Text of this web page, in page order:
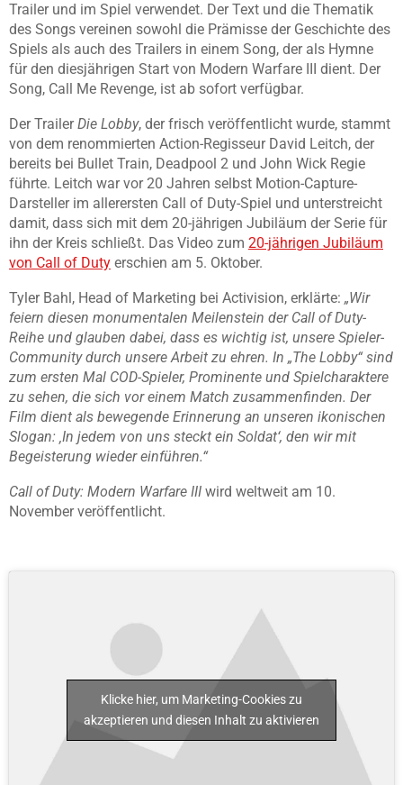
Trailer und im Spiel verwendet. Der Text und die Thematik
des Songs vereinen sowohl die Prämisse der Geschichte des
Spiels als auch des Trailers in einem Song, der als Hymne
für den diesjährigen Start von Modern Warfare III dient. Der
Song, Call Me Revenge, ist ab sofort verfügbar.
Der TrailerDie Lobby, der frisch veröffentlicht wurde, stammt
von dem renommierten Action-Regisseur David Leitch, der
bereits bei Bullet Train, Deadpool 2 und John Wick Regie
führte. Leitch war vor 20 Jahren selbst Motion-Capture-
Darsteller im allerersten Call of Duty-Spiel und unterstreicht
damit, dass sich mit dem 20-jährigen Jubiläum der Serie für
ihn der Kreis schließt. Das Video zum 20-jährigen Jubiläum
von Call of Duty erschien am 5. Oktober.
Tyler Bahl, Head of Marketing bei Activision, erklärte: „Wir
feiern diesen monumentalen Meilenstein der Call of Duty-
Reihe und glauben dabei, dass es wichtig ist, unsere Spieler-
Community durch unsere Arbeit zu ehren. In „The Lobby“ sind
zum ersten Mal COD-Spieler, Prominente und Spielcharaktere
zu sehen, die sich vor einem Match zusammenfinden. Der
Film dient als bewegende Erinnerung an unseren ikonischen
Slogan: ‚In jedem von uns steckt ein Soldat‘, den wir mit
Begeisterung wieder einführen.“
Call of Duty: Modern Warfare III wird weltweit am 10.
November veröffentlicht.
Klicke hier, um Marketing-Cookies zu
akzeptieren und diesen Inhalt zu aktivieren